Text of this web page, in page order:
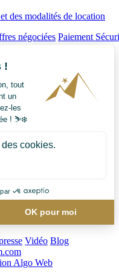
des modalités de location
négociées Paiement
Vidéo Blog
Algo Web